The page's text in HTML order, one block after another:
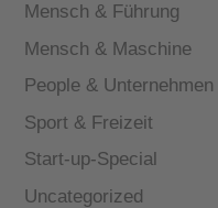
Mensch & Führung
Mensch & Maschine
People & Unternehmen
Sport & Freizeit
Start-up-Special
Uncategorized